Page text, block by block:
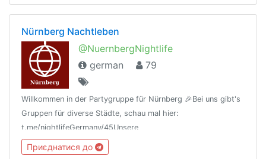
Nürnberg Nachtleben
@NuernbergNightlife
german
79
Willkommen in der Partygruppe für Nürnberg 🎉Bei uns gibt's
Gruppen für diverse Städte, schau mal hier:
t.me/nightlifeGermany/45Unsere
Regeln:t.me/nightlifeGermany/44Offtopic
Gruppe:https://t.me/NightlifeGermanySandbox
Приєднатися до